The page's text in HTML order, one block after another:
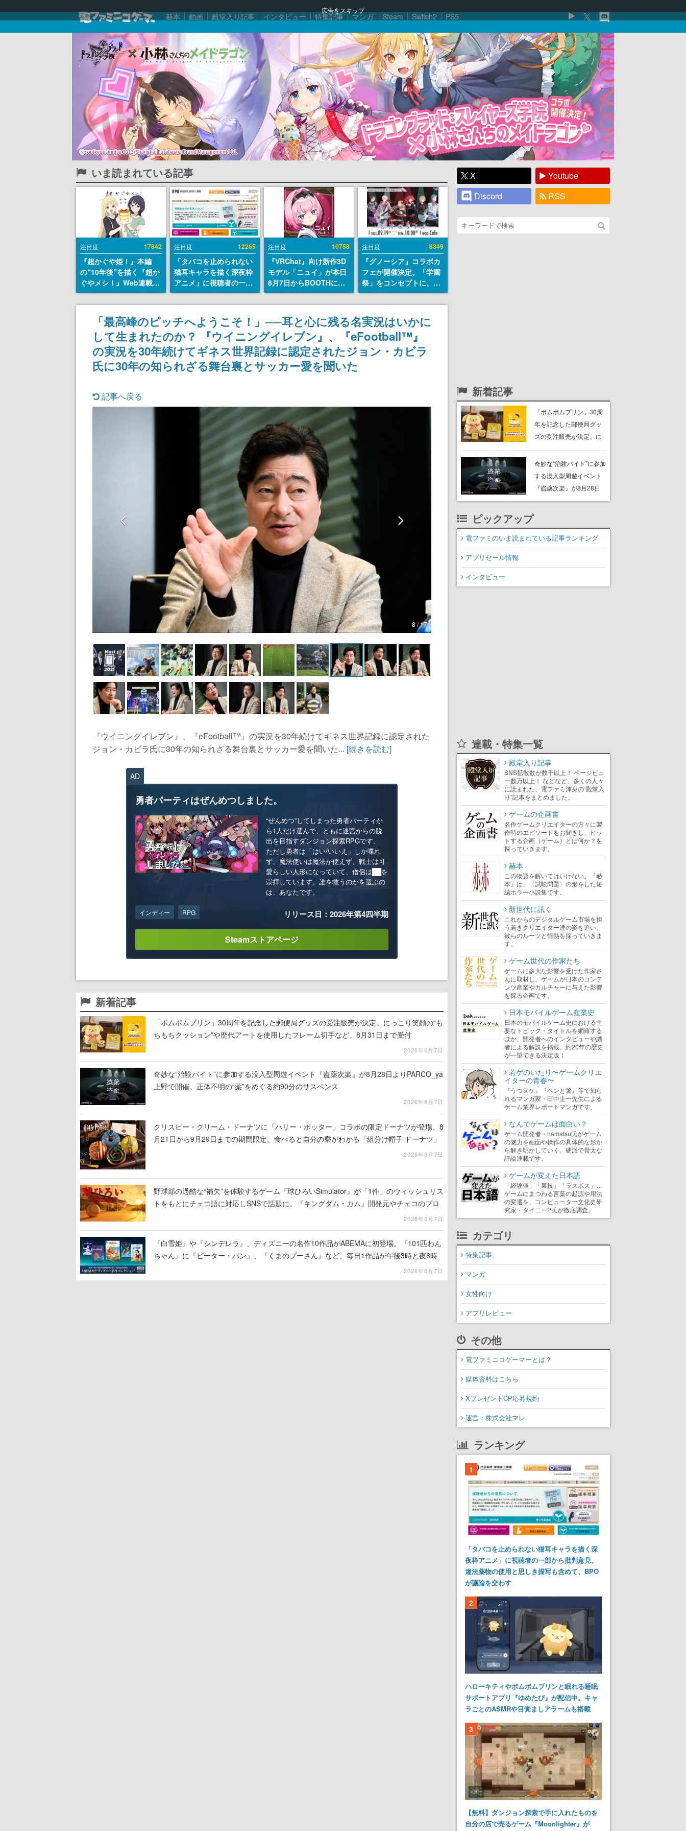
広告をスキップ
赫本 動画 殿堂入り記事 インタビュー 特集記事 マンガ Steam Switch2 PS5
いま読まれている記事
注目度 17842
『超かぐや姫！』本編
の“10年後”を描く『超か
ぐやメシ！』Web連載決
定。新たなWebマンガレ
ーベル「ビビビコミッ
ク」にて特別話が掲載ス
タート、あのお話には…
まだ続きがある！
注目度 12265
「タバコを止められない
猫耳キャラを描く深夜枠
アニメ」に視聴者の一部
から批判意見。違法薬物
の使用と思しき描写も含
めて、BPOが議論を交わ
す
注目度 10758
『VRChat』向け新作3D
モデル「ニュイ」が本日
8月7日からBOOTHにて
発売。瞳に光る星や感情
豊かな表情が、小悪魔か
わいい
注目度 8349
『グノーシア』コラボカ
フェが開催決定。「学園
祭」をコンセプトに、模
擬店やセツやSQ、ラキオ
たちが学祭バンドを楽し
む様子を切り取った新グ
ッズが展開
「最高峰のピッチへようこそ！」──耳と心に残る名実況はいかに
して生まれたのか？ 『ウイニングイレブン』、『eFootball™︎』
の実況を30年続けてギネス世界記録に認定されたジョン・カビラ
氏に30年の知られざる舞台裏とサッカー愛を聞いた
記事へ戻る
8 / 17
『ウイニングイレブン』、『eFootball™︎』の実況を30年続けてギネス世界記録に認定された
ジョン・カビラ氏に30年の知られざる舞台裏とサッカー愛を聞いた... [続きを読む]
AD
勇者パーティはぜんめつしました。
“ぜんめつ”してしまった勇者パーティか
ら1人だけ選んで、ともに迷宮からの脱
出を目指すダンジョン探索RPGです。
ただし勇者は「はい/いいえ」しか喋れ
ず、魔法使いは魔法が使えず、戦士は可
愛らしい人形になっていて、僧侶は██を
崇拝しています。誰を救うのかを選ぶの
は、あなたです。
インディー RPG リリース日：2026年第4四半期
Steamストアページ
新着記事
「ポムポムプリン」30周年を記念した郵便局グッズの受注販売が決定。にっこり笑顔の“も
ちもちクッション”や歴代アートを使用したフレーム切手など。8月31日まで受付
2026年8月7日
奇妙な“治験バイト”に参加する没入型周遊イベント『盗薬次楽』が8月28日よりPARCO_ya
上野で開催。正体不明の“薬”をめぐる約90分のサスペンス
2026年8月7日
クリスピー・クリーム・ドーナツに「ハリー・ポッター」コラボの限定ドーナツが登場、8
月21日から9月29日までの期間限定。食べると自分の寮がわかる「組分け帽子 ドーナツ」
2026年8月7日
野球部の過酷な“補欠”を体験するゲーム『球ひろいSimulator』が「1件」のウィッシュリス
トをもとにチェコ語に対応しSNSで話題に。『キングダム・カム』開発元やチェコのプロ
2026年8月7日
『白雪姫』や『シンデレラ』、ディズニーの名作10作品がABEMAに初登場。『101匹わん
ちゃん』に『ピーター・パン』、『くまのプーさん』など、毎日1作品が午後3時と夜8時
2026年8月7日
X
Youtube
Discord
RSS
新着記事
「ポムポムプリン」30周
年を記念した郵便局グッ
ズの受注販売が決定。に
ッション”や歴代アートを
使用したフレーム切手な
ど。8月31日まで受付
奇妙な“治験バイト”に参加
する没入型周遊イベント
『盗薬次楽』が8月28日
よりPARCO_ya上野で開
ピックアップ
電ファミのいま読まれている記事ランキング
アプリセール情報
インタビュー
連載・特集一覧
殿堂入り記事
SNS拡散数が数千以上！ ページビュ
ー数万以上！ などなど。多くの人々
に読まれた、電ファミ渾身の“殿堂入
り”記事をまとめました。
ゲームの企画書
名作ゲームクリエイターの方々に製
作時のエピソードをお聞きし、ヒッ
トする企画（ゲーム）とは何か？を
探っていきます。
赫本
この物語を解いてはいけない。『赫
本』は、〈試験問題〉の形をした短
編ホラー小説集です。
新世代に訊く
これからのデジタルゲーム市場を担
う若きクリエイター達の姿を追い、
彼らのルーツと情熱を探っていきま
す。
ゲーム世代の作家たち
ゲームに多大な影響を受けた作家さ
んに取材し、ゲームが日本のコンテ
ンツ産業やカルチャーに与えた影響
を探る企画です。
日本モバイルゲーム産業史
日本のモバイルゲーム史における主
要なトピック・タイトルを網羅する
ほか、開発者へのインタビューや識
者による解説を掲載。約20年の歴史
が一望できる決定版！
若ゲのいたり〜ゲームクリエ
イターの青春〜
『うつヌケ』『ペンと箸』等で知ら
れるマンガ家・田中圭一先生による
ゲーム業界レポートマンガです。
なんでゲームは面白い？
ゲーム開発者・hamatsu氏がゲーム
の魅力を画面や操作の具体的な形か
ら解き明かしていく、硬派で骨太な
評論連載です。
ゲームが変えた日本語
「経験値」「裏技」「ラスボス」…
ゲームにまつわる言葉の起源や用法
の変遷を、コンピューター文化史研
究家・タイニーP氏が徹底調査。
カテゴリ
特集記事
マンガ
女性向け
アプリレビュー
その他
電ファミニコゲーマーとは？
媒体資料はこちら
XプレゼントCP応募規約
運営：株式会社マレ
ランキング
1
「タバコを止められない猫耳キャラを描く深
夜枠アニメ」に視聴者の一部から批判意見。
違法薬物の使用と思しき描写も含めて、BPO
が議論を交わす
2
ハローキティやポムポムプリンと眠れる睡眠
サポートアプリ『ゆめたび』が配信中。キャ
ラごとのASMRや目覚ましアラームも搭載
3
【無料】ダンジョン探索で手に入れたものを
自分の店で売るゲーム『Moonlighter』が